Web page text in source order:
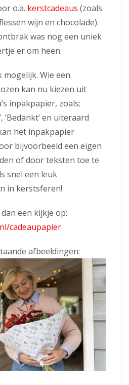
o.a. kerstcadeaus (zoals
wijn en chocolade).
was nog een uniek
er om heen.
mogelijk. Wie een
kan nu kiezen uit
inpakpapier, zoals:
‘Bedankt’ en uiteraard
het inpakpapier
bijvoorbeeld een eigen
of door teksten toe te
snel een leuk
in kerstsferen!
een kijkje op:
cadeaupapier
afbeeldingen: